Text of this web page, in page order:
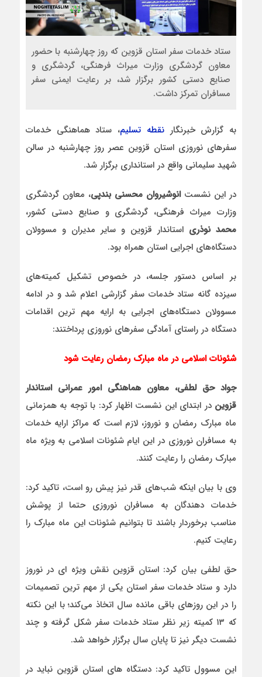
ستاد خدمات سفر استان قزوین که روز چهارشنبه با حضور
معاون گردشگری وزارت میراث ‌فرهنگی، گردشگری و
صنایع‌ دستی کشور برگزار شد، بر رعایت ایمنی سفر
مسافران تمرکز داشت.
به گزارش خبرنگارنقطه تسلیم، ستاد هماهنگی خدمات
سفرهای نوروزی استان قزوین عصر روز چهارشنبه در سالن
شهید سلیمانی واقع در استانداری برگزار شد.
در این نشستانوشیروان محسنی بندپی، معاون گردشگری
وزارت میراث ‌فرهنگی، گردشگری و صنایع‌ دستی کشور،
محمد نوذری استاندار قزوین و سایر مدیران و مسوولان
دستگاه‌های اجرایی استان همراه بود.
بر اساس دستور جلسه، در خصوص تشکیل کمیته‌های
سیزده گانه ستاد خدمات سفر گزارشی اعلام شد و در ادامه
مسوولان دستگاه‌های اجرایی به ارایه مهم ترین اقدامات
دستگاه در راستای آمادگی سفرهای نوروزی پرداختند:
شئونات اسلامی در ماه مبارک رمضان رعایت شود
جواد حق لطفی، معاون هماهنگی امور عمرانی استاندار
قزوین در ابتدای این نشست اظهار کرد: با توجه به همزمانی
ماه مبارک رمضان و نوروز، لازم است که مراکز ارایه خدمات
به مسافران نوروزی در این ایام شئونات اسلامی به ویژه ماه
مبارک رمضان را رعایت کنند.
وی با بیان اینکه شب‌های قدر نیز پیش رو است، تاکید کرد:
خدمات دهندگان به مسافران نوروزی حتما از پوشش
مناسب برخوردار باشند تا بتوانیم شئونات این ماه مبارک را
رعایت کنیم.
حق لطفی بیان کرد: استان قزوین نقش ویژه ای در نوروز
دارد و ستاد خدمات سفر استان یکی از مهم ترین تصمیمات
را در این روزهای باقی مانده سال اتخاذ می‌کند؛ با این نکته
که ۱۳ کمیته زیر نظر ستاد خدمات سفر شکل گرفته و چند
نشست دیگر نیز تا پایان سال برگزار خواهد شد.
این مسوول تاکید کرد: دستگاه های استان قزوین نباید در